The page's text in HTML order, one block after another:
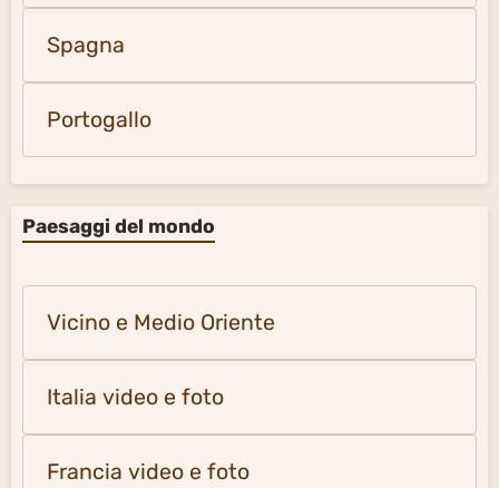
Spagna
Portogallo
Paesaggi del mondo
Vicino e Medio Oriente
Italia video e foto
Francia video e foto